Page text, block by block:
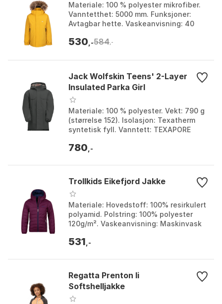
Materiale: 100 % polyester mikrofiber.
Vanntetthet: 5000 mm. Funksjoner:
Avtagbar hette. Vaskeanvisning: 40
Honeybee, Navy. St...
530 ,-584 ,-
Jack Wolfskin Teens' 2-Layer
Insulated Parka Girl
Materiale: 100 % polyester. Vekt: 790 g
(størrelse 152). Isolasjon: Texatherm
syntetisk fyll. Vanntett: TEXAPORE
Granite black. Stø...
780 ,-
Trollkids Eikefjord Jakke
Materiale: Hovedstoff: 100% resirkulert
polyamid. Polstring: 100% polyester
120g/m². Vaskeanvisning: Maskinvask
sammenleggbar. ...
531 ,-
Regatta Prenton Ii
Softshelljakke